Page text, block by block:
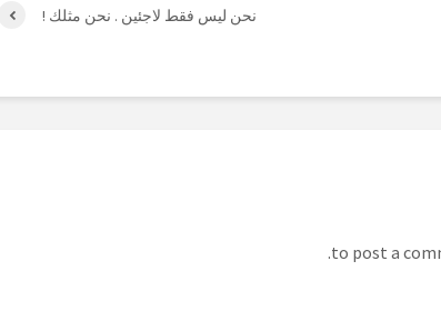
نحن ليس فقط لاجئين . نحن مثلك !